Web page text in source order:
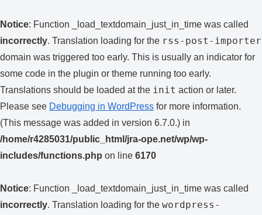
Notice: Function _load_textdomain_just_in_time was called
incorrectly. Translation loading for the rss-post-importer
domain was triggered too early. This is usually an indicator for
some code in the plugin or theme running too early.
Translations should be loaded at the init action or later.
Please see Debugging in WordPress for more information.
(This message was added in version 6.7.0.) in
/home/r4285031/public_html/jra-ope.net/wp/wp-
includes/functions.php on line 6170
Notice: Function _load_textdomain_just_in_time was called
incorrectly. Translation loading for the wordpress-